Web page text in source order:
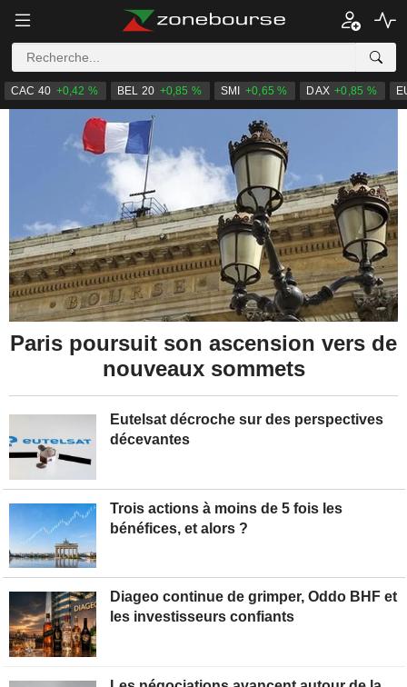
CAC 40 +0,42 % BEL 20 +0,85 % SMI +0,65 % DAX +0,85 %
Eutelsat décroche sur des perspectives
décevantes
Trois actions à moins de 5 fois les
bénéfices, et alors ?
Paris poursuit son ascension vers de
nouveaux sommets
Diageo continue de grimper, Oddo BHF et
les investisseurs confiants